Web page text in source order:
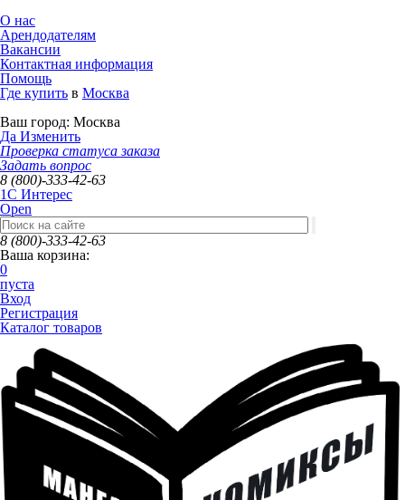
О нас
Арендодателям
Вакансии
Контактная информация
Помощь
Где купить в Москва
Ваш город: Москва
Да Изменить
Проверка статуса заказа
Задать вопрос
8 (800)-333-42-63
1C Интерес
Open
8 (800)-333-42-63
Ваша корзина:
0
пуста
Вход
Регистрация
Каталог товаров